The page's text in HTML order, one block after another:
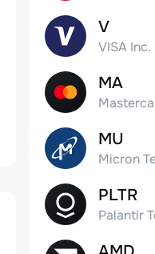
V
VISA Inc.
MA
MU
PLTR